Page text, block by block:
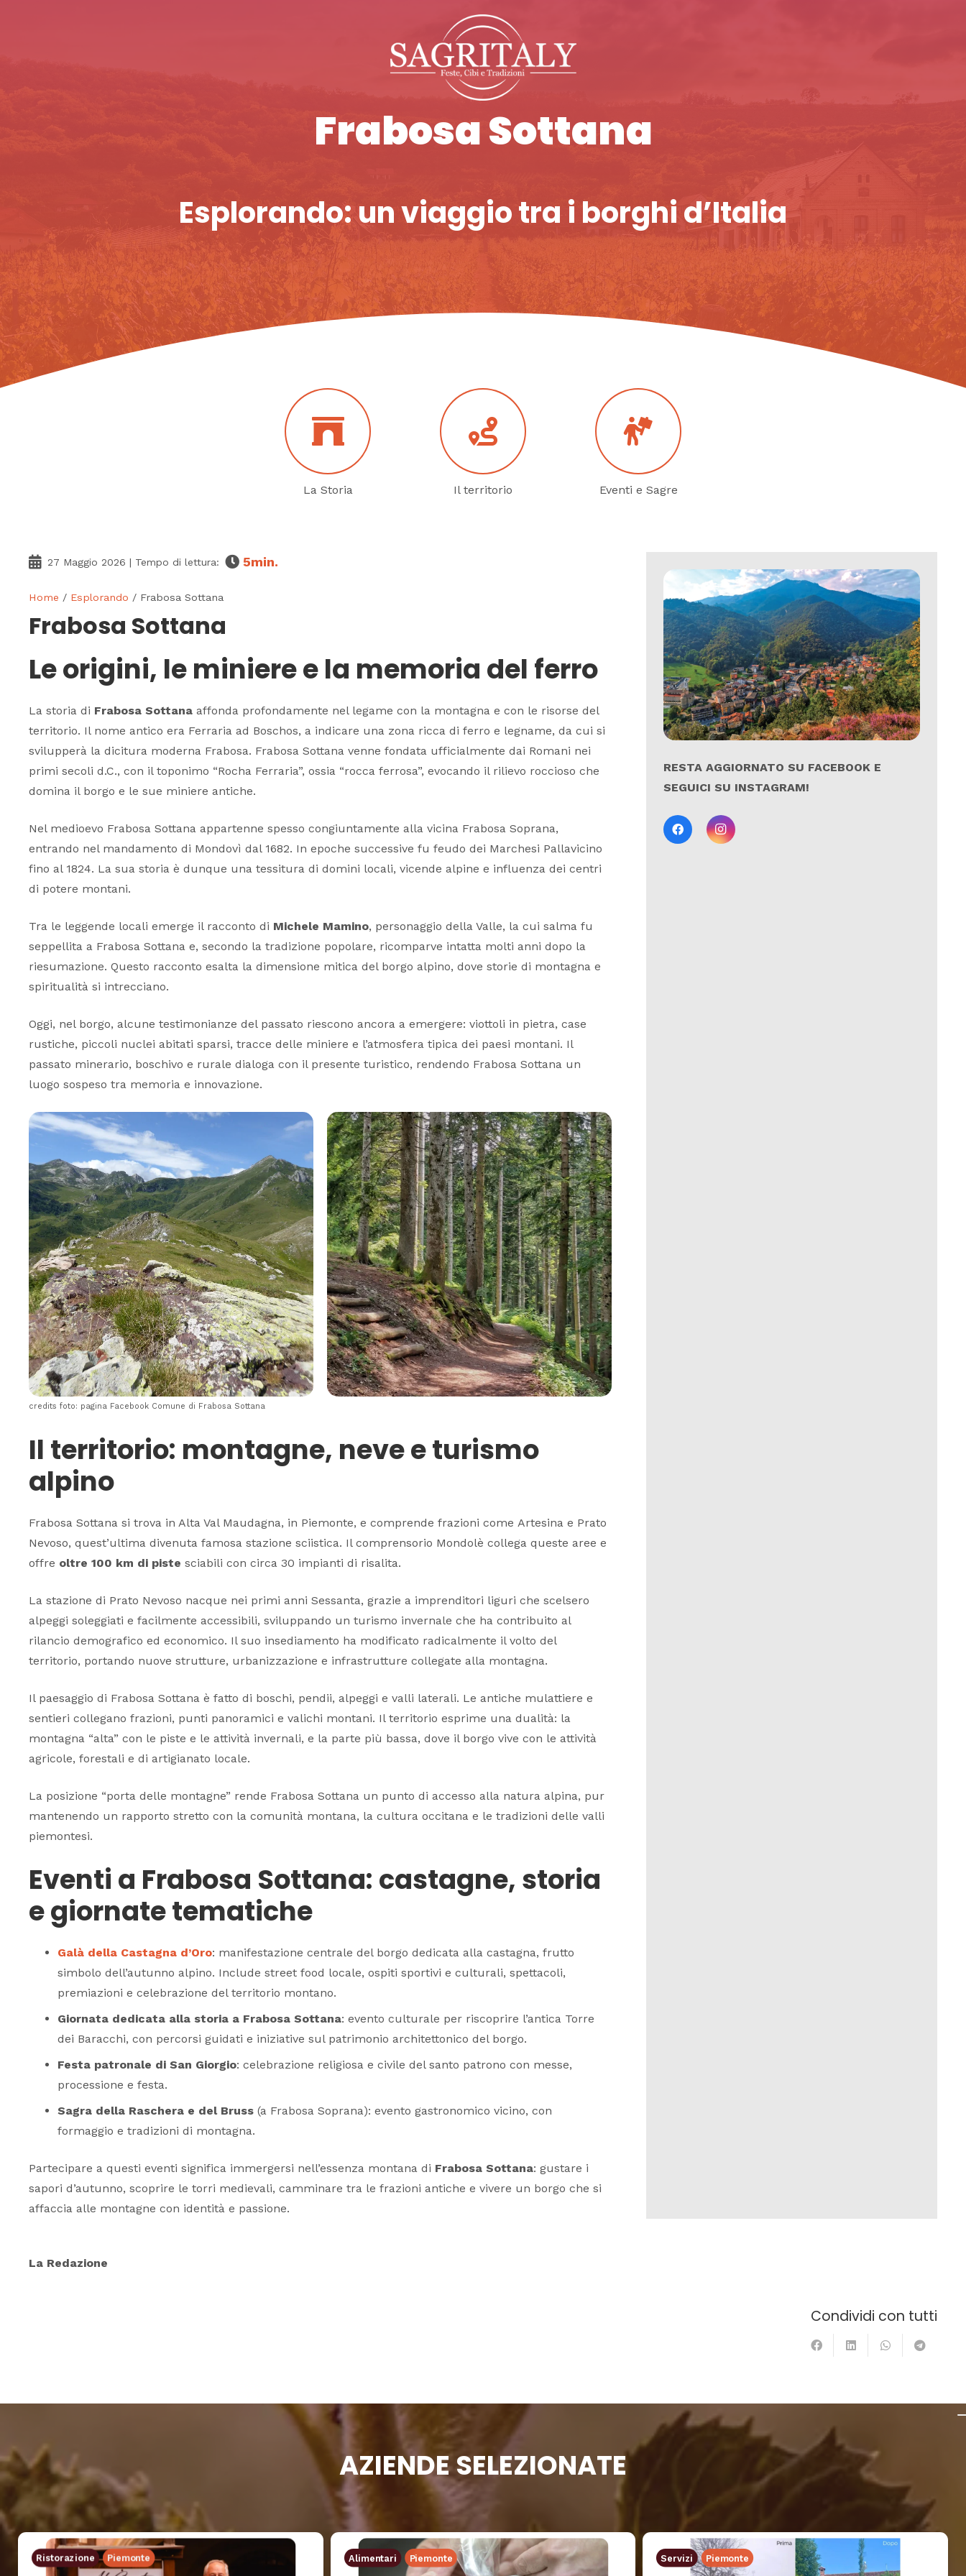
Frabosa Sottana
Esplorando: un viaggio tra i borghi d’Italia
La Storia Il territorio Eventi e Sagre
27 Maggio 2026 | Tempo di lettura: 5min.
Home / Esplorando / Frabosa Sottana
Frabosa Sottana
Le origini, le miniere e la memoria del ferro
La storia di Frabosa Sottana affonda profondamente nel legame con la montagna e con le risorse del
territorio. Il nome antico era Ferraria ad Boschos, a indicare una zona ricca di ferro e legname, da cui si
svilupperà la dicitura moderna Frabosa. Frabosa Sottana venne fondata ufficialmente dai Romani nei
primi secoli d.C., con il toponimo “Rocha Ferraria”, ossia “rocca ferrosa”, evocando il rilievo roccioso che
domina il borgo e le sue miniere antiche.
Nel medioevo Frabosa Sottana appartenne spesso congiuntamente alla vicina Frabosa Soprana,
entrando nel mandamento di Mondovì dal 1682. In epoche successive fu feudo dei Marchesi Pallavicino
fino al 1824. La sua storia è dunque una tessitura di domini locali, vicende alpine e influenza dei centri
di potere montani.
Tra le leggende locali emerge il racconto di Michele Mamino, personaggio della Valle, la cui salma fu
seppellita a Frabosa Sottana e, secondo la tradizione popolare, ricomparve intatta molti anni dopo la
riesumazione. Questo racconto esalta la dimensione mitica del borgo alpino, dove storie di montagna e
spiritualità si intrecciano.
Oggi, nel borgo, alcune testimonianze del passato riescono ancora a emergere: viottoli in pietra, case
rustiche, piccoli nuclei abitati sparsi, tracce delle miniere e l’atmosfera tipica dei paesi montani. Il
passato minerario, boschivo e rurale dialoga con il presente turistico, rendendo Frabosa Sottana un
luogo sospeso tra memoria e innovazione.
credits foto: pagina Facebook Comune di Frabosa Sottana
Il territorio: montagne, neve e turismo
alpino
Frabosa Sottana si trova in Alta Val Maudagna, in Piemonte, e comprende frazioni come Artesina e Prato
Nevoso, quest’ultima divenuta famosa stazione sciistica. Il comprensorio Mondolè collega queste aree e
offre oltre 100 km di piste sciabili con circa 30 impianti di risalita.
La stazione di Prato Nevoso nacque nei primi anni Sessanta, grazie a imprenditori liguri che scelsero
alpeggi soleggiati e facilmente accessibili, sviluppando un turismo invernale che ha contribuito al
rilancio demografico ed economico. Il suo insediamento ha modificato radicalmente il volto del
territorio, portando nuove strutture, urbanizzazione e infrastrutture collegate alla montagna.
Il paesaggio di Frabosa Sottana è fatto di boschi, pendii, alpeggi e valli laterali. Le antiche mulattiere e
sentieri collegano frazioni, punti panoramici e valichi montani. Il territorio esprime una dualità: la
montagna “alta” con le piste e le attività invernali, e la parte più bassa, dove il borgo vive con le attività
agricole, forestali e di artigianato locale.
La posizione “porta delle montagne” rende Frabosa Sottana un punto di accesso alla natura alpina, pur
mantenendo un rapporto stretto con la comunità montana, la cultura occitana e le tradizioni delle valli
piemontesi.
Eventi a Frabosa Sottana: castagne, storia
e giornate tematiche
Galà della Castagna d’Oro: manifestazione centrale del borgo dedicata alla castagna, frutto
simbolo dell’autunno alpino. Include street food locale, ospiti sportivi e culturali, spettacoli,
premiazioni e celebrazione del territorio montano.
Giornata dedicata alla storia a Frabosa Sottana: evento culturale per riscoprire l’antica Torre
dei Baracchi, con percorsi guidati e iniziative sul patrimonio architettonico del borgo.
Festa patronale di San Giorgio: celebrazione religiosa e civile del santo patrono con messe,
processione e festa.
Sagra della Raschera e del Bruss (a Frabosa Soprana): evento gastronomico vicino, con
formaggio e tradizioni di montagna.
Partecipare a questi eventi significa immergersi nell’essenza montana di Frabosa Sottana: gustare i
sapori d’autunno, scoprire le torri medievali, camminare tra le frazioni antiche e vivere un borgo che si
affaccia alle montagne con identità e passione.
RESTA AGGIORNATO SU FACEBOOK E
SEGUICI SU INSTAGRAM!
La Redazione
Condividi con tutti
AZIENDE SELEZIONATE
Ristorazione Piemonte Alimentari Piemonte Servizi Piemonte